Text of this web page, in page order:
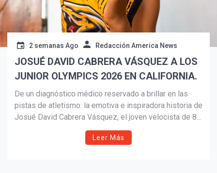
¡Suscríbete y Vive la
Experiencia!
2 semanas Ago Redacción America News
JOSUÉ DAVID CABRERA VÁSQUEZ A LOS
JUNIOR OLYMPICS 2026 EN CALIFORNIA.
De un diagnóstico médico reservado a brillar en las
pistas de atletismo: la emotiva e inspiradora historia de
Josué David Cabrera Vásquez, el joven velocista de 8
años de Providence que superó los obstáculos físicos
para clasificar a los Junior Olympics 2026 en California.
Leer Más